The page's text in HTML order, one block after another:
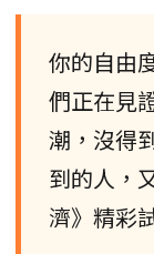
你的自由
們正在見
潮，沒得
到的人，
濟》精彩